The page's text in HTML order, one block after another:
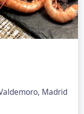
Madrid